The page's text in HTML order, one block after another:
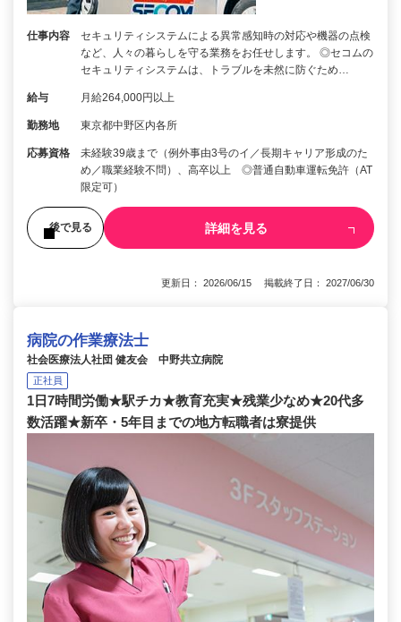
仕事内容
セキュリティシステムによる異常感知時の対応や機器の点検
など、人々の暮らしを守る業務をお任せします。 ◎セコムの
セキュリティシステムは、トラブルを未然に防ぐため…
給与 月給264,000円以上
勤務地 東京都中野区内各所
応募資格
未経験39歳まで（例外事由3号のイ／長期キャリア形成のた
め／職業経験不問）、高卒以上 ◎普通自動車運転免許（AT
限定可）
後で見る 詳細を見る
更新日： 2026/06/15 掲載終了日： 2027/06/30
病院の作業療法士
社会医療法人社団 健友会 中野共立病院
正社員
1日7時間労働★駅チカ★教育充実★残業少なめ★20代多
数活躍★新卒・5年目までの地方転職者は寮提供